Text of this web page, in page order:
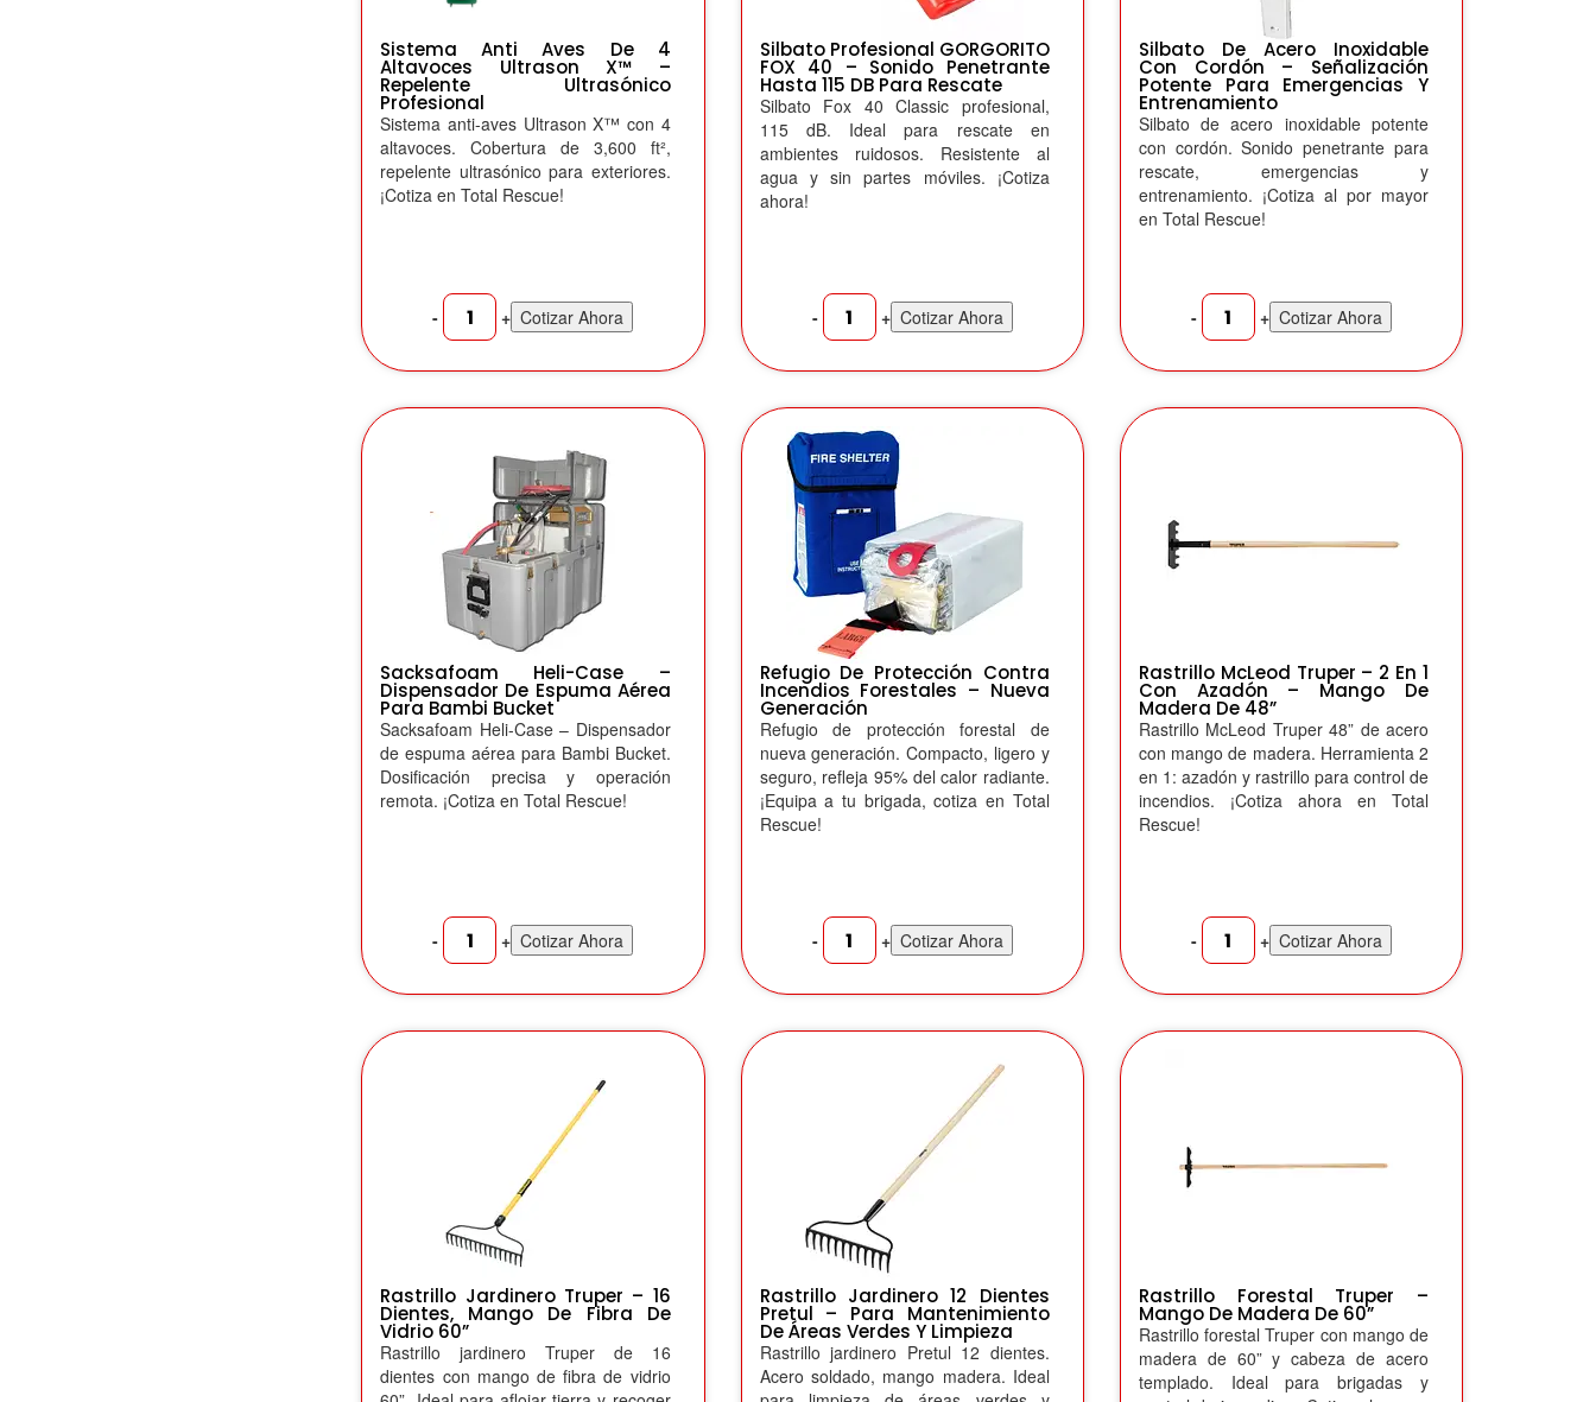
Sistema Anti Aves De 4
Altavoces Ultrason X™ –
Repelente Ultrasónico
Profesional
Sistema anti-aves Ultrason X™ con 4
altavoces. Cobertura de 3,600 ft²,
repelente ultrasónico para exteriores.
¡Cotiza en Total Rescue!
- + Cotizar Ahora
Silbato Profesional GORGORITO
FOX 40 – Sonido Penetrante
Hasta 115 DB Para Rescate
Silbato Fox 40 Classic profesional,
115 dB. Ideal para rescate en
ambientes ruidosos. Resistente al
agua y sin partes móviles. ¡Cotiza
ahora!
- + Cotizar Ahora
Silbato De Acero Inoxidable
Con Cordón – Señalización
Potente Para Emergencias Y
Entrenamiento
Silbato de acero inoxidable potente
con cordón. Sonido penetrante para
rescate, emergencias y
entrenamiento. ¡Cotiza al por mayor
en Total Rescue!
- + Cotizar Ahora
Sacksafoam Heli-Case –
Dispensador De Espuma Aérea
Para Bambi Bucket
Sacksafoam Heli-Case – Dispensador
de espuma aérea para Bambi Bucket.
Dosificación precisa y operación
remota. ¡Cotiza en Total Rescue!
- + Cotizar Ahora
Refugio De Protección Contra
Incendios Forestales – Nueva
Generación
Refugio de protección forestal de
nueva generación. Compacto, ligero y
seguro, refleja 95% del calor radiante.
¡Equipa a tu brigada, cotiza en Total
Rescue!
- + Cotizar Ahora
Rastrillo McLeod Truper – 2 En 1
Con Azadón – Mango De
Madera De 48”
Rastrillo McLeod Truper 48” de acero
con mango de madera. Herramienta 2
en 1: azadón y rastrillo para control de
incendios. ¡Cotiza ahora en Total
Rescue!
- + Cotizar Ahora
Rastrillo Jardinero Truper – 16
Dientes, Mango De Fibra De
Vidrio 60”
Rastrillo jardinero Truper de 16
dientes con mango de fibra de vidrio
Rastrillo Jardinero 12 Dientes
Pretul – Para Mantenimiento
De Áreas Verdes Y Limpieza
Rastrillo jardinero Pretul 12 dientes.
Acero soldado, mango madera. Ideal
Rastrillo Forestal Truper –
Mango De Madera De 60”
Rastrillo forestal Truper con mango de
madera de 60” y cabeza de acero
templado. Ideal para brigadas y